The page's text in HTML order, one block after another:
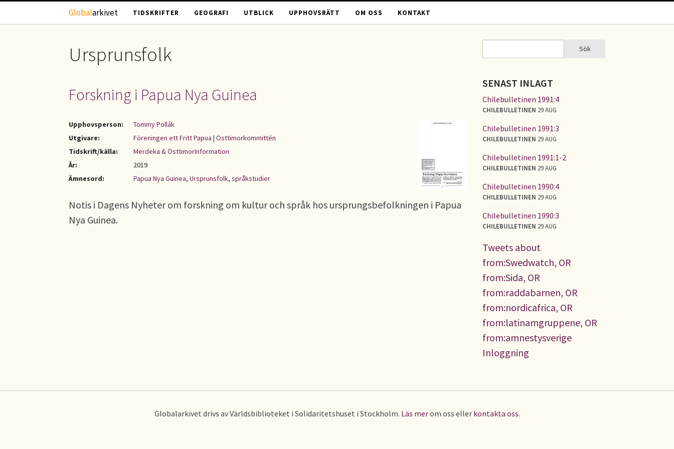
Hoppa till huvudinnehåll
Globalarkivet TIDSKRIFTER GEOGRAFI UTBLICK UPPHOVSRÄTT OM OSS KONTAKT
Ursprunsfolk
Forskning i Papua Nya Guinea
Upphovsperson:
Tommy Pollák
Utgivare:
Föreningen ett Fritt Papua | Östtimorkommittén
Tidskrift/källa:
Merdeka & ÖsttimorInformation
År:
2019
Ämnesord:
Papua Nya Guinea, Ursprunsfolk, språkstudier
Notis i Dagens Nyheter om forskning om kultur och språk hos ursprungsbefolkningen i Papua
Nya Guinea.
SÖKFORMULÄR Sök
SENAST INLAGT
Chilebulletinen 1991:4
CHILEBULLETINEN 29 AUG
Chilebulletinen 1991:3
CHILEBULLETINEN 29 AUG
Chilebulletinen 1991:1-2
CHILEBULLETINEN 29 AUG
Chilebulletinen 1990:4
CHILEBULLETINEN 29 AUG
Chilebulletinen 1990:3
CHILEBULLETINEN 29 AUG
Tweets about
from:Swedwatch, OR
from:Sida, OR
from:raddabarnen, OR
from:nordicafrica, OR
from:latinamgruppene, OR
from:amnestysverige
Inloggning
Globalarkivet drivs av Världsbiblioteket i Solidaritetshuset i Stockholm. Läs merom oss eller kontakta oss.